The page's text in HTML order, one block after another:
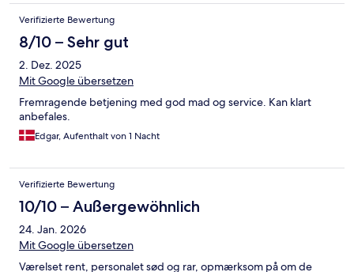
Verifizierte Bewertung
8/10 – Sehr gut
2. Dez. 2025
Mit Google übersetzen
Fremragende betjening med god mad og service. Kan klart
anbefales.
Edgar, Aufenthalt von 1 Nacht
Verifizierte Bewertung
10/10 – Außergewöhnlich
24. Jan. 2026
Mit Google übersetzen
Værelset rent, personalet sød og rar, opmærksom på om de